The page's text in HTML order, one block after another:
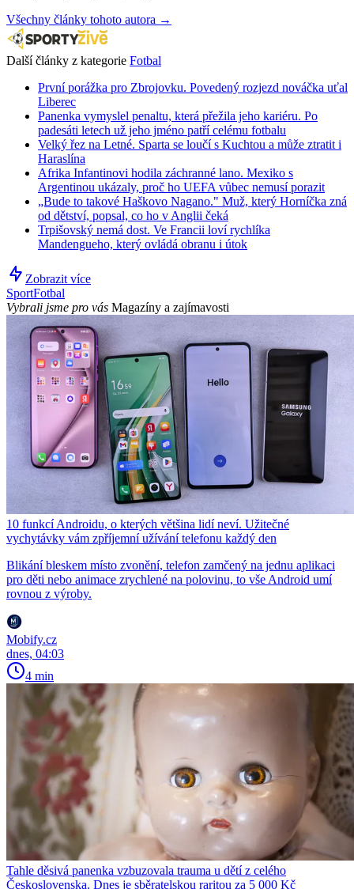
Všechny články tohoto autora →
Další články z kategorie Fotbal
První porážka pro Zbrojovku. Povedený rozjezd nováčka uťal
Liberec
Panenka vymyslel penaltu, která přežila jeho kariéru. Po
padesáti letech už jeho jméno patří celému fotbalu
Velký řez na Letné. Sparta se loučí s Kuchtou a může ztratit i
Haraslína
Afrika Infantinovi hodila záchranné lano. Mexiko s
Argentinou ukázaly, proč ho UEFA vůbec nemusí porazit
„Bude to takové Haškovo Nagano." Muž, který Horníčka zná
od dětství, popsal, co ho v Anglii čeká
Trpišovský nemá dost. Ve Francii loví rychlíka
Mandengueho, který ovládá obranu i útok
Zobrazit více
SportFotbal
Vybrali jsme pro vás Magazíny a zajímavosti
10 funkcí Androidu, o kterých většina lidí neví. Užitečné
vychytávky vám zpříjemní užívání telefonu každý den
Blikání bleskem místo zvonění, telefon zamčený na jednu aplikaci
pro děti nebo animace zrychlené na polovinu, to vše Android umí
rovnou z výroby.
Mobify.cz
dnes, 04:03
4 min
Tahle děsivá panenka vzbuzovala trauma u dětí z celého
Československa. Dnes je sběratelskou raritou za 5 000 Kč